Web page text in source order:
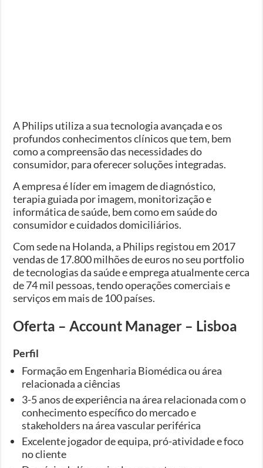
A Philips utiliza a sua tecnologia avançada e os
profundos conhecimentos clínicos que tem, bem
como a compreensão das necessidades do
consumidor, para oferecer soluções integradas.
A empresa é líder em imagem de diagnóstico,
terapia guiada por imagem, monitorização e
informática de saúde, bem como em saúde do
consumidor e cuidados domiciliários.
Com sede na Holanda, a Philips registou em 2017
vendas de 17.800 milhões de euros no seu portfolio
de tecnologias da saúde e emprega atualmente cerca
de 74 mil pessoas, tendo operações comerciais e
serviços em mais de 100 países.
Oferta – Account Manager – Lisboa
Perfil
Formação em Engenharia Biomédica ou área
relacionada a ciências
3-5 anos de experiência na área relacionada com o
conhecimento específico do mercado e
stakeholders na área vascular periférica
Excelente jogador de equipa, pró-atividade e foco
no cliente